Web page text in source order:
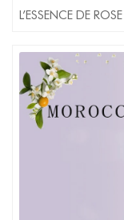
L’ESSENCE DE ROSE